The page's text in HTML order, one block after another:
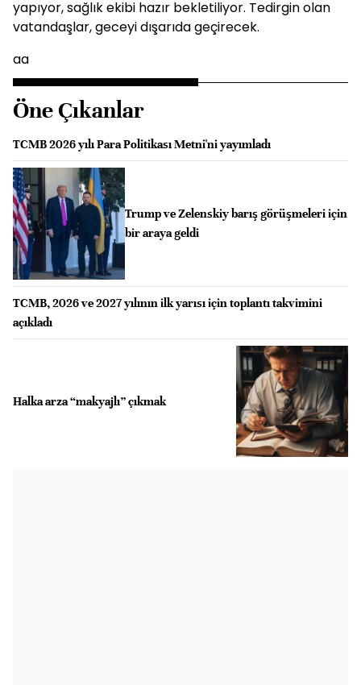
yapıyor, sağlık ekibi hazır bekletiliyor. Tedirgin olan
vatandaşlar, geceyi dışarıda geçirecek.
aa
Öne Çıkanlar
TCMB 2026 yılı Para Politikası Metni'ni yayımladı
Trump ve Zelenskiy barış görüşmeleri için
bir araya geldi
TCMB, 2026 ve 2027 yılının ilk yarısı için toplantı takvimini
açıkladı
Halka arza “makyajlı” çıkmak